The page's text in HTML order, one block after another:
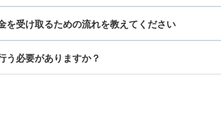
を受け取るための流れを教えてください
う必要がありますか？